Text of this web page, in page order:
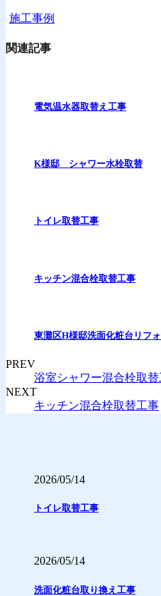
-施工事例
関連記事
電気温水器取替え工事
K様邸 シャワー水栓取替
トイレ取替工事
キッチン混合栓取替工事
東灘区H様邸洗面化粧台リフ
PREV
浴室シャワー混合栓取
NEXT
キッチン混合栓取替工事
2026/05/14
トイレ取替工事
2026/05/14
洗面化粧台取り換え工事